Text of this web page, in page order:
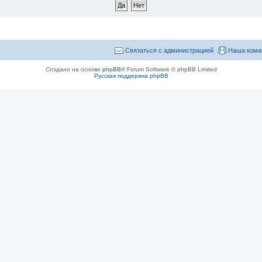
Наша
Связаться с администрацией
Создано на основе phpBB® Forum Software © phpBB Limited
Русская поддержка phpBB